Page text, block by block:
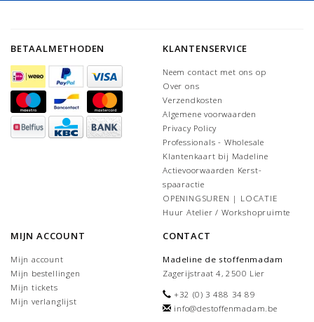
BETAALMETHODEN KLANTENSERVICE
Neem contact met ons op
Over ons
Verzendkosten
Algemene voorwaarden
Privacy Policy
Professionals - Wholesale
Klantenkaart bij Madeline
Actievoorwaarden Kerst-
spaaractie
OPENINGSUREN | LOCATIE
Huur Atelier / Workshopruimte
MIJN ACCOUNT
Mijn account
Mijn bestellingen
Mijn tickets
Mijn verlanglijst
CONTACT
Madeline de stoffenmadam
Zagerijstraat 4, 2500 Lier
+32 (0) 3 488 34 89
info@destoffenmadam.be